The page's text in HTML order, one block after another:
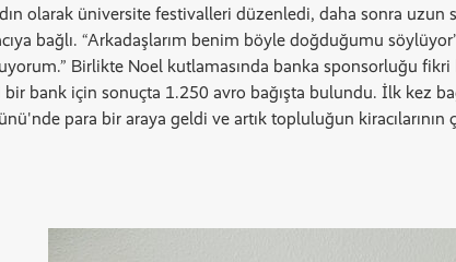
olarak üniversite festivalleri düzenledi, daha sonra uzun
bağlı. “Arkadaşlarım benim böyle doğduğumu
Birlikte Noel kutlamasında banka sponsorluğu
bank için sonuçta 1.250 avro bağışta bulundu. İlk kez
para bir araya geldi ve artık topluluğun